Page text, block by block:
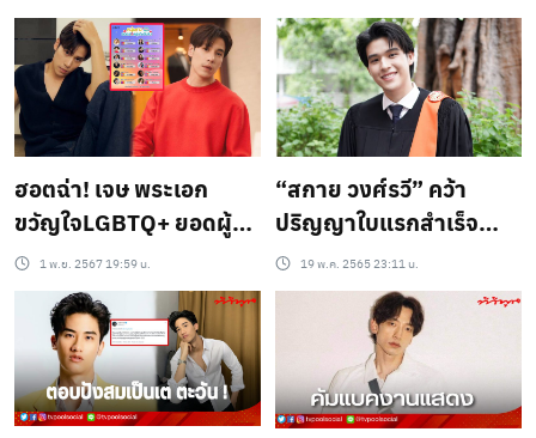
ฮอตฉ่า! เจษ พระเอก
ขวัญใจLGBTQ+ ยอดผู้
ติดตามพุ่งชนะวัยเจนZ
หนึ่งเดียวในดงบ๊อก
แบ๊ก..?
1 พ.ย. 2567 19:59 น.
“สกาย วงศ์รวี” คว้า
ปริญญาใบแรกสำเร็จ
ยอมรับ! มีค่ายใหญ่
ทาบทาม
19 พ.ค. 2565 23:11 น.